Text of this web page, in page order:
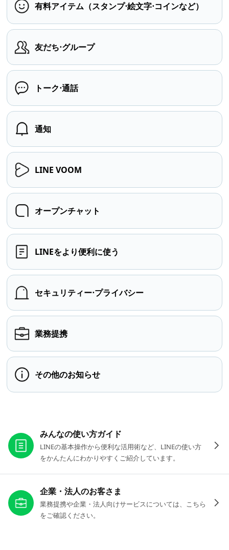
有料アイテム（スタンプ⋅絵文字⋅コインなど）
友だち⋅グループ
トーク⋅通話
通知
LINE VOOM
オープンチャット
LINEをより便利に使う
セキュリティー⋅プライバシー
業務提携
その他のお知らせ
みんなの使い方ガイド
LINEの基本操作から便利な活用術など、LINEの使い方
をかんたんにわかりやすくご紹介しています。
企業・法人のお客さま
業務提携や企業・法人向けサービスについては、こちら
をご確認ください。